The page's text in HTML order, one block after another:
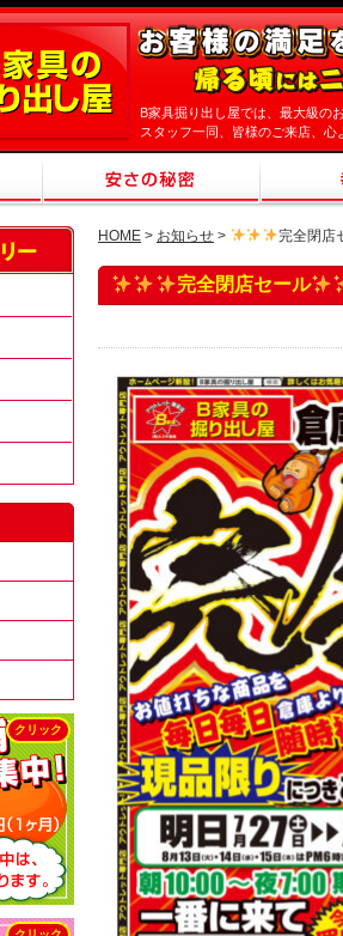
B家具掘り出し屋では、最大級の
スタッフ一同、皆様のご来店、
HOME > お知らせ > 完全閉店
完全閉店セール